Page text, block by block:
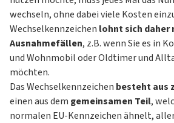
wechseln, ohne dabei viele Kosten
Wechselkennzeichen lohnt sich daher
Ausnahmefällen, z.B. wenn Sie es in
und Wohnmobil oder Oldtimer und
möchten.
Das Wechselkennzeichen besteht aus
einen aus dem gemeinsamen Teil,
normalen EU-Kennzeichen ähnelt,